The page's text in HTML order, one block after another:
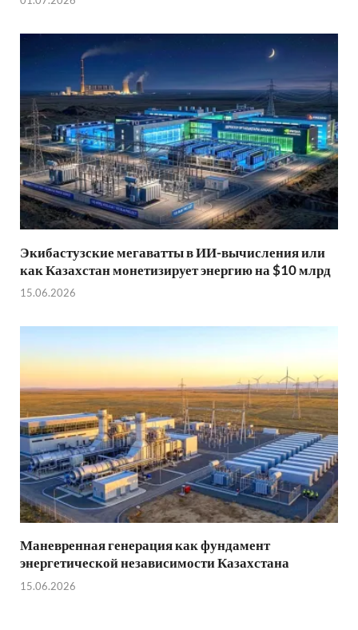
Экибастузские мегаватты в ИИ-вычисления или
как Казахстан монетизирует энергию на $10 млрд
15.06.2026
Маневренная генерация как фундамент
энергетической независимости Казахстана
15.06.2026